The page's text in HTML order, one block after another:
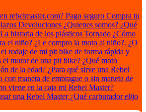
rebelmaster.com? Pago seguro Compra tu
Devoluciones ¿Quienes somos? ¿Qué
La historia de los plásticos Tornado ¿Cómo
el niño? ¿Le compro la moto al niño?. ¿O
rodaje de mi pit bike de forma rápida y
el motor de una pit bike? ¿Qué moto
de la edad? ¿Para qué sirve una Rebel
con maneta de embrague o sin maneta de
viene en la caja mi Rebel Master?
una Rebel Master ¿Qué carburador elijo